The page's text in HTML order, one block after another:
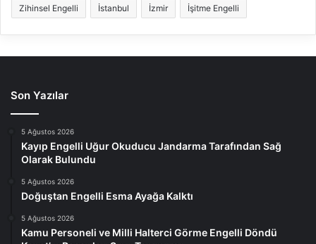
Zihinsel Engelli İstanbul İzmir İşitme Engelli
Son Yazılar
5 Ağustos 2026
Kayıp Engelli Uğur Okuducu Jandarma Tarafından Sağ
Olarak Bulundu
5 Ağustos 2026
Doğuştan Engelli Esma Ayağa Kalktı
5 Ağustos 2026
Kamu Personeli ve Milli Halterci Görme Engelli Döndü